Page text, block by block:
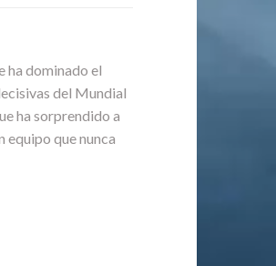
ha dominado el
del Mundial
ha sorprendido a
equipo que nunca